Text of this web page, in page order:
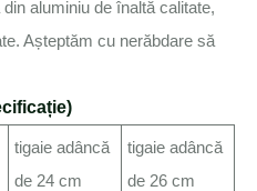
aluminiu de înaltă calitate,
Așteptăm cu nerăbdare să
tigaie adâncă
de 24 cm
tigaie adâncă
de 26 cm